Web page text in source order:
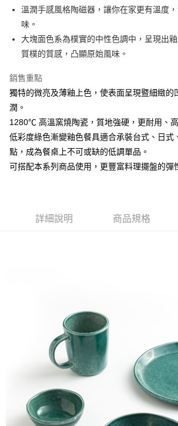
悠遊付
AFTEE先享後付
相關說明
AFTEE先享後付是「在收到商品之後才付款」的支付
便利好安心！
１．簡單：不需註冊會員、不需綁卡、不需儲值。
２．便利：只要手機號碼，簡訊認證，即可結帳。
３．安心：先確認商品／服務後，再付款。
【「AFTEE先享後付」結帳流程】
１．於結帳方式選擇「AFTEE先享後付」後，將跳轉
２．訂單成立數日內，您將收到繳費通知簡訊。
購買商品的店家。未經商家同意取消之訂單仍視為有
後付繳納相關費用。
２．關於個人資料處理事宜，請瀏覽以下網址：
https://aftee.tw/terms/#terms3
３．未成年的使用者請事先徵得法定代理人或監護人
「AFTEE先享後付」，若未經同意申辦者引起之損
４．使用「AFTEE先享後付」時，將依據個別帳號
時審查核予不同之上限額度；若仍有額度不足之情
請求用戶進行身份認證。
５．嚴禁一人註冊多個帳號或使用他人資訊註冊。若
恩沛科技股份有限公司將有權停止該用戶之使用額度
ATM付款
全家取貨付款
每筆NT$60，滿NT$1,500(含以上)免運費
7-11取貨付款
每筆NT$100，滿NT$1,500(含以上)免運費
溫潤手感風格陶磁器，讓你在家更有溫度
味。
大塊面色系為樸實的中性色調中，呈現出
質樸的質感，凸顯原始風味。
銷售重點
獨特的微亮及薄釉上色，使表面呈現暨細緻的
潤。
1280℃ 高溫窯燒陶瓷，質地強硬，更耐用、高
低彩度綠色漸變釉色餐具適合承裝台式、日式
點，成為餐桌上不可或缺的低調單品。
可搭配本系列商品使用，更豐富料理擺盤的彈
詳細說明 商品規格